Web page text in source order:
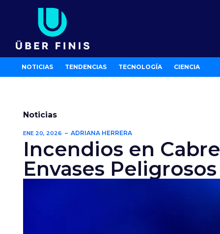
NOTICIAS TENDENCIAS TECNOLOGÍA CIENCIA
Noticias
ENE 20, 2026 ADRIANA HERRERA
Incendios en
Envases Peligrosos